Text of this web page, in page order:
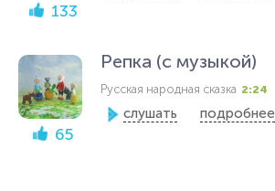
133
65
Репка (с музыкой)
Русская народная сказка 2:24
слушать подробнее